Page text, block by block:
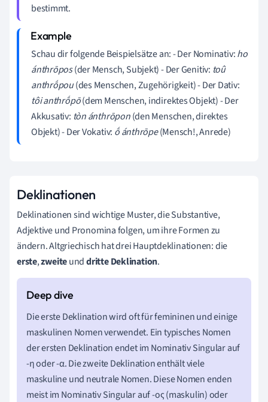
bestimmt.
Schau dir folgende Beispielsätze an: - Der Nominativ:ho
ánthrōpos(der Mensch, Subjekt) - Der Genitiv: toû
anthrṓpou(des Menschen, Zugehörigkeit) - Der Dativ:
tôi anthrṓpō(dem Menschen, indirektes Objekt) - Der
Akkusativ: tòn ánthrōpon(den Menschen, direktes
Objekt) - Der Vokativ: ṓ ánthrōpe(Mensch!, Anrede)
Deklinationen
Deklinationen sind wichtige Muster, die Substantive,
Adjektive und Pronomina folgen, um ihre Formen zu
ändern. Altgriechisch hat drei Hauptdeklinationen: die
erste,zweiteunddritte Deklination.
Die erste Deklination wird oft für femininen und einige
maskulinen Nomen verwendet. Ein typisches Nomen
der ersten Deklination endet im Nominativ Singular auf
-η oder -α. Die zweite Deklination enthält viele
maskuline und neutrale Nomen. Diese Nomen enden
meist im Nominativ Singular auf -ος (maskulin) oder